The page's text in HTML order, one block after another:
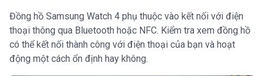
Đồng hồ Samsung Watch 4 phụ thuộc vào kết nối với điện
thoại thông qua Bluetooth hoặc NFC. Kiểm tra xem đồng hồ
có thể kết nối thành công với điện thoại của bạn và hoạt
động một cách ổn định hay không.